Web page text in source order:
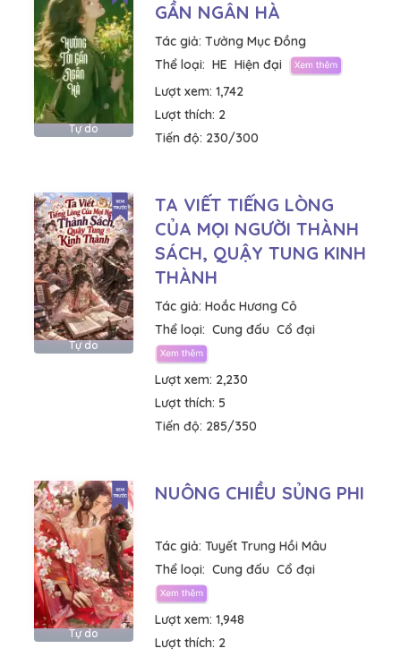
Tự do
GẦN NGÂN HÀ
Tác giả: Tưởng Mục Đồng
Thể loại: HE Hiện đại
Lượt xem: 1,742
Lượt thích: 2
Tiến độ: 230/300
Tự do
TA VIẾT TIẾNG LÒNG
CỦA MỌI NGƯỜI THÀNH
SÁCH, QUẬY TUNG KINH
THÀNH
Tác giả: Hoắc Hương Cô
Thể loại: Cung đấu Cổ đại
Lượt xem: 2,230
Lượt thích: 5
Tiến độ: 285/350
Tự do
NUÔNG CHIỀU SỦNG PHI
Tác giả: Tuyết Trung Hồi Mâu
Thể loại: Cung đấu Cổ đại
Lượt xem: 1,948
Lượt thích: 2